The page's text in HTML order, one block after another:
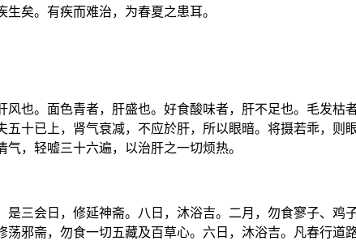
矣。有疾而难治，为春夏之患耳。
也。面色青者，肝盛也。好食酸味者，肝不足也。毛发枯
十已上，肾气衰减，不应於肝，所以眼暗。将摄若乖，则
，轻嘘三十六遍，以治肝之一切烦热。
三会日，修延神斋。八日，沐浴吉。二月，勿食寥子、鸡
邪斋，勿食一切五藏及百草心。六日，沐浴吉。凡春行道